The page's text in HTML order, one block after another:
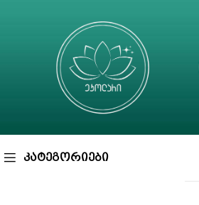
ᲙᲐᲢᲔᲒᲝᲠᲘᲔᲑᲘ